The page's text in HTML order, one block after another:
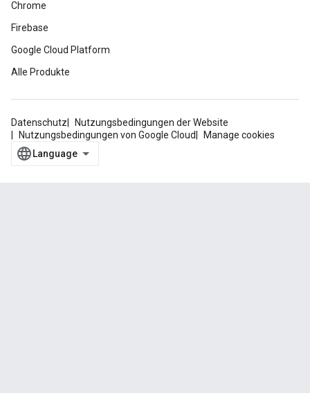
Chrome
Firebase
Google Cloud Platform
Alle Produkte
Datenschutz
Nutzungsbedingungen der Website
Nutzungsbedingungen von Google Cloud
Manage cookies